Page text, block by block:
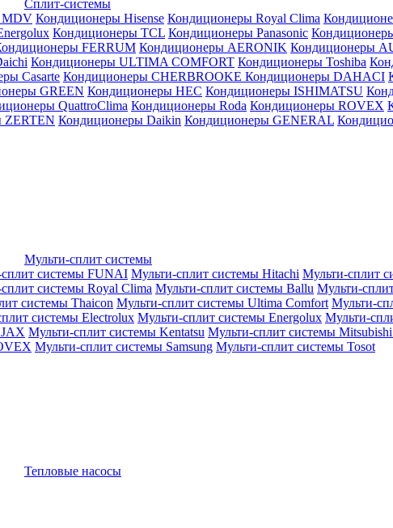
Сплит-системы
MDV Кондиционеры Hisense Кондиционеры Royal Clima
Кондиционеры TCL Кондиционеры Panasonic
FERRUM Кондиционеры AERONIK Кондиционеры
Кондиционеры ULTIMA COMFORT Кондиционеры Toshiba
Casarte Кондиционеры CHERBROOKE Кондиционеры DAHACI
GREEN Кондиционеры HEC Кондиционеры ISHIMATSU
QuattroClima Кондиционеры Roda Кондиционеры ROVEX
ZERTEN Кондиционеры Daikin Кондиционеры GENERAL
Мульти-сплит системы
системы FUNAI Мульти-сплит системы Hitachi Мульти-сплит
системы Royal Clima Мульти-сплит системы Ballu Мульти-
системы Thaicon Мульти-сплит системы Ultima Comfort Мульти-
системы Electrolux Мульти-сплит системы Energolux Мульти-
Мульти-сплит системы Kentatsu Мульти-сплит системы
Мульти-сплит системы Samsung Мульти-сплит системы Tosot
Тепловые насосы